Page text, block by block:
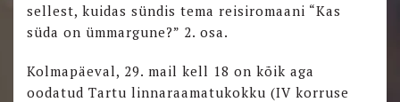
sellest, kuidas sündis tema reisiromaani “Kas
süda on ümmargune?” 2. osa.
Kolmapäeval, 29. mail kell 18 on kõik aga
oodatud Tartu linnaraamatukokku (IV korruse